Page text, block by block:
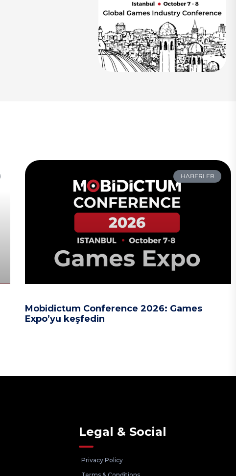
HABERLER
Mobidictum Conference 2026: Games
Expo’yu keşfedin
Legal & Social
Privacy Policy